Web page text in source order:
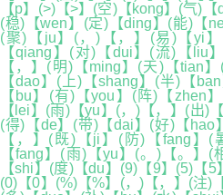
【p】(>)【>】(空)【kong】(气)
(稳)【wen】(定)【ding】(能)【
(聚)【ju】(，)【，】(易)【yi
【qiang】(对)【dui】(流)【liu
【，】(明)【ming】(天)【tian
【dao】(上)【shang】(半)【
【bu】(有)【you】(阵)【zhen
【lei】(雨)【yu】(，)【，】(出)
(得)【de】(带)【dai】(好)【hao
【，】(既)【ji】(防)【fang】
【fang】(雨)【yu】(。)【。】
【shi】(度)【du】(9)【9】(5)【5
(0)【0】(%)【%】(，)【，】(注)